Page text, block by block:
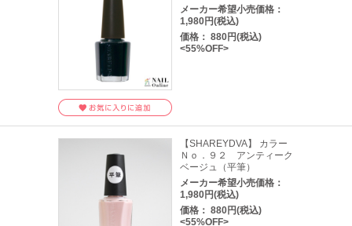
メーカー希望小売価格：
1,980円(税込)
価格： 880円(税込)
<55%OFF>
【SHAREYDVA】 カラー
Ｎｏ．９２ アンティーク
ベージュ（平筆）
メーカー希望小売価格：
1,980円(税込)
価格： 880円(税込)
<55%OFF>